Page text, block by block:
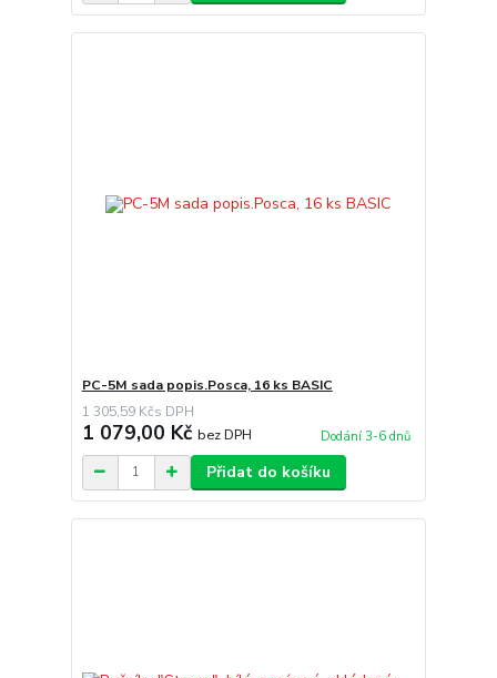
PC-5M sada popis.Posca, 16 ks BASIC
1 305,59 Kč
1 079,00 Kč bez DPH Dodání 3-6 dnů
Přidat do košíku